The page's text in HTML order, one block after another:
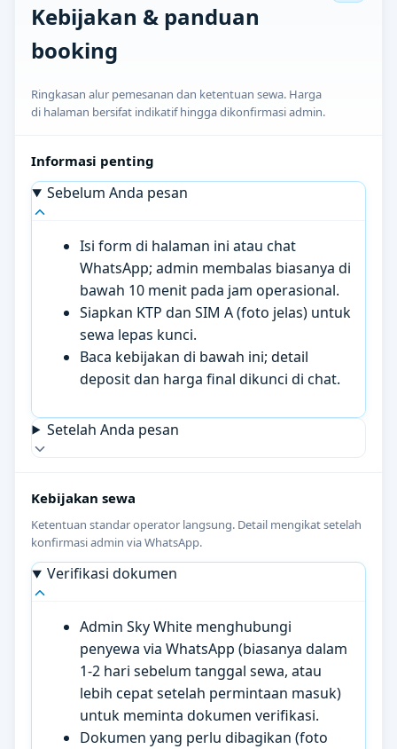
Kebijakan & panduan
booking
Ringkasan alur pemesanan dan ketentuan sewa. Harga
di halaman bersifat indikatif hingga dikonfirmasi admin.
Informasi penting
Sebelum Anda pesan
Isi form di halaman ini atau chat
WhatsApp; admin membalas biasanya di
bawah 10 menit pada jam operasional.
Siapkan KTP dan SIM A (foto jelas) untuk
sewa lepas kunci.
Baca kebijakan di bawah ini; detail
deposit dan harga final dikunci di chat.
Setelah Anda pesan
Kebijakan sewa
Ketentuan standar operator langsung. Detail mengikat setelah
konfirmasi admin via WhatsApp.
Verifikasi dokumen
Admin Sky White menghubungi
penyewa via WhatsApp (biasanya dalam
1-2 hari sebelum tanggal sewa, atau
lebih cepat setelah permintaan masuk)
untuk meminta dokumen verifikasi.
Dokumen yang perlu dibagikan (foto